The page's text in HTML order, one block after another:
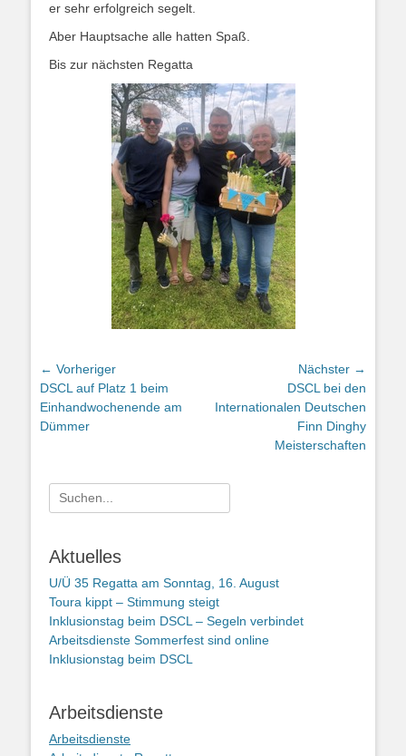
er sehr erfolgreich segelt.
Aber Hauptsache alle hatten Spaß.
Bis zur nächsten Regatta
Beitragsnavigation
← Vorheriger
Vorheriger
Beitrag:
DSCL auf Platz 1 beim
Einhandwochenende am
Dümmer
Nächster →
Beitrag:
DSCL bei den
Internationalen Deutschen
Finn Dinghy
Meisterschaften
Suchen
nach:
Aktuelles
U/Ü 35 Regatta am Sonntag, 16. August
Toura kippt – Stimmung steigt
Inklusionstag beim DSCL – Segeln verbindet
Arbeitsdienste Sommerfest sind online
Inklusionstag beim DSCL
Arbeitsdienste
Arbeitsdienste